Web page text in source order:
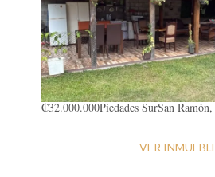
₡32.000.000Piedades SurSan
VER